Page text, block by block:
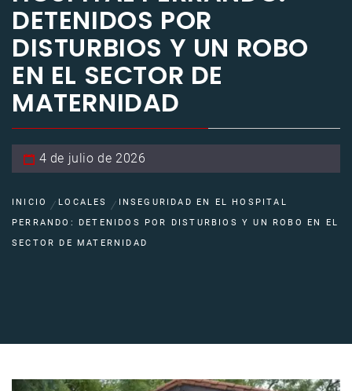
DETENIDOS POR
DISTURBIOS Y UN ROBO
EN EL SECTOR DE
MATERNIDAD
4 de julio de 2026
INICIO LOCALES
INSEGURIDAD EN EL HOSPITAL
PERRANDO: DETENIDOS POR DISTURBIOS Y UN ROBO EN EL
SECTOR DE MATERNIDAD